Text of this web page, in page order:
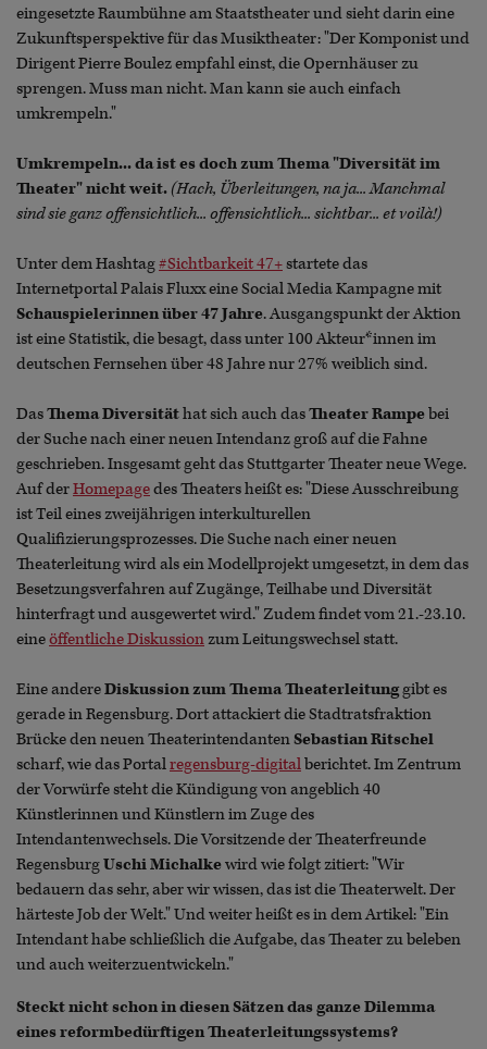
eingesetzte Raumbühne am Staatstheater und sieht darin eine
Zukunftsperspektive für das Musiktheater: "Der Komponist und
Dirigent Pierre Boulez empfahl einst, die Opernhäuser zu
sprengen. Muss man nicht. Man kann sie auch einfach
umkrempeln."
Umkrempeln... da ist es doch zum Thema "Diversität im
Theater" nicht weit. (Hach, Überleitungen, na ja... Manchmal
sind sie ganz offensichtlich... offensichtlich... sichtbar... et voilà!)
Unter dem Hashtag#Sichtbarkeit 47+startete das
Internetportal Palais Fluxx eine Social Media Kampagne mit
Schauspielerinnen über 47 Jahre. Ausgangspunkt der Aktion
ist eine Statistik, die besagt, dass unter 100 Akteur*innen im
deutschen Fernsehen über 48 Jahre nur 27% weiblich sind.
DasThema Diversitäthat sich auch dasTheater Rampebei
der Suche nach einer neuen Intendanz groß auf die Fahne
geschrieben. Insgesamt geht das Stuttgarter Theater neue Wege.
Auf derHomepagedes Theaters heißt es: "Diese Ausschreibung
ist Teil eines zweijährigen interkulturellen
Qualifizierungsprozesses. Die Suche nach einer neuen
Theaterleitung wird als ein Modellprojekt umgesetzt, in dem das
Besetzungsverfahren auf Zugänge, Teilhabe und Diversität
hinterfragt und ausgewertet wird." Zudem findet vom 21.-23.10.
eineöffentliche Diskussionzum Leitungswechsel statt.
Eine andereDiskussion zum Thema Theaterleitunggibt es
gerade in Regensburg. Dort attackiert die Stadtratsfraktion
Brücke den neuen TheaterintendantenSebastian Ritschel
scharf, wie das Portalregensburg-digitalberichtet. Im Zentrum
der Vorwürfe steht die Kündigung von angeblich 40
Künstlerinnen und Künstlern im Zuge des
Intendantenwechsels. Die Vorsitzende der Theaterfreunde
RegensburgUschi Michalkewird wie folgt zitiert: "Wir
bedauern das sehr, aber wir wissen, das ist die Theaterwelt. Der
härteste Job der Welt." Und weiter heißt es in dem Artikel: "Ein
Intendant habe schließlich die Aufgabe, das Theater zu beleben
und auch weiterzuentwickeln."
Steckt nicht schon in diesen Sätzen das ganze Dilemma
eines reformbedürftigen Theaterleitungssystems?